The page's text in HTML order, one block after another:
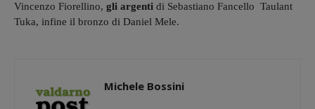
Vincenzo Fiorellino, gli argenti di Sebastiano Fancello Taulant
Tuka, infine il bronzo di Daniel Mele.
Michele Bossini